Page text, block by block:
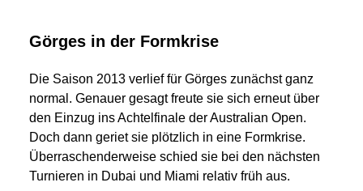
Görges in der Formkrise
Die Saison 2013 verlief für Görges zunächst ganz
normal. Genauer gesagt freute sie sich erneut über
den Einzug ins Achtelfinale der Australian Open.
Doch dann geriet sie plötzlich in eine Formkrise.
Überraschenderweise schied sie bei den nächsten
Turnieren in Dubai und Miami relativ früh aus.